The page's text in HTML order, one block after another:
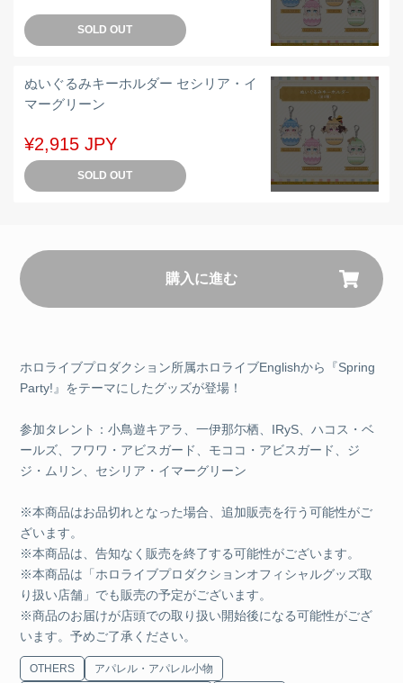
SOLD OUT
ぬいぐるみキーホルダー セシリア・イ
マーグリーン
¥2,915 JPY
SOLD OUT
購入に進む
ホロライブプロダクション所属ホロライブEnglishから『Spring
Party!』をテーマにしたグッズが登場！
参加タレント：小鳥遊キアラ、一伊那尓栖、IRyS、ハコス・ベ
ールズ、フワワ・アビスガード、モココ・アビスガード、ジ
ジ・ムリン、セシリア・イマーグリーン
※本商品はお品切れとなった場合、追加販売を行う可能性がご
ざいます。
※本商品は、告知なく販売を終了する可能性がございます。
※本商品は「ホロライブプロダクションオフィシャルグッズ取
り扱い店舗」でも販売の予定がございます。
※商品のお届けが店頭での取り扱い開始後になる可能性がござ
います。予めご了承ください。
OTHERS
アパレル・アパレル小物